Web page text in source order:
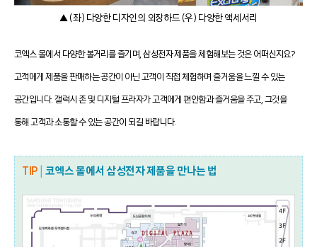
▲ (좌) 다양한 디자인의 외장하드 (우) 다양한 액세서리
코엑스 몰에서 다양한 볼거리를 즐기며, 삼성전자 제품을 체험해보는 것은 어떠신지요?
고객에게 제품을 판매하는 공간이 아닌 고객이 직접 체험하며 즐거움을 느낄 수 있는
공간입니다.갤럭시 존 및 디지털 프라자가 고객에게 편안함과 즐거움을 주고, 그것을
통해 고객과 소통할 수 있는 공간이 되길 바랍니다.
TIP 코엑스 몰에서 삼성전자 제품을 만나는 법